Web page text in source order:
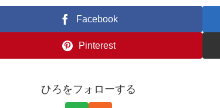
Facebook
Pinterest
ひろをフォローする